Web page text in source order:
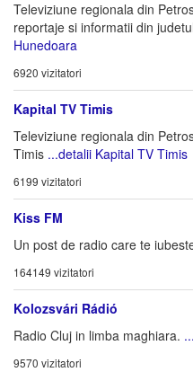
Televiziune regionala din
reportaje si informatii din
Hunedoara
6920 vizitatori
Kapital TV Timis
Televiziune regionala din
Timis ...detalii Kapital TV Timis
6199 vizitatori
Kiss FM
Un post de radio care te
164149 vizitatori
Kolozsvári Rádió
Radio Cluj in limba maghiara.
9570 vizitatori